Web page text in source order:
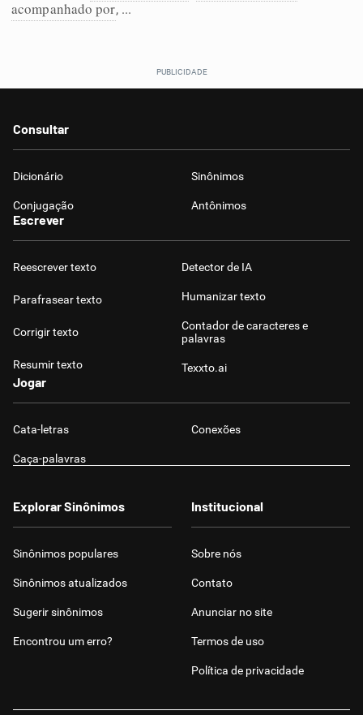
Humanizador de IA
acompanhado por, ...
Consultar
Dicionário Sinônimos
Conjugação Antônimos
Escrever
Reescrever texto
Parafrasear texto
Corrigir texto
Resumir texto
Detector de IA
Humanizar texto
Contador de caracteres e
palavras
Texxto.ai
Jogar
Cata-letras Conexões
Caça-palavras
Explorar Sinônimos
Sinônimos populares
Sinônimos atualizados
Sugerir sinônimos
Encontrou um erro?
Institucional
Sobre nós
Contato
Anunciar no site
Termos de uso
Política de privacidade